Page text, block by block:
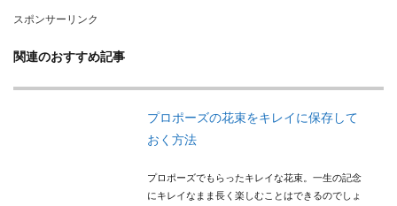
スポンサーリンク
関連のおすすめ記事
プロポーズの花束をキレイに保存して
おく方法
プロポーズでもらったキレイな花束。一生の記念
にキレイなまま長く楽しむことはできるのでしょ